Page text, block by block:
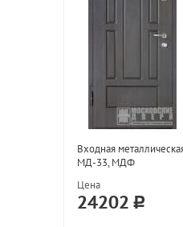
Входная
МД-33, МДФ
Цена
24202